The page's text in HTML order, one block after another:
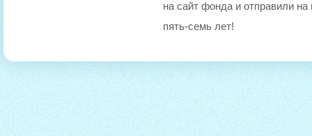
на сайт фонда и отправили
пять-семь лет!